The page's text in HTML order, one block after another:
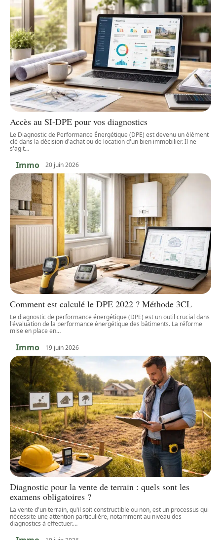
Accès au SI-DPE pour vos diagnostics
Le Diagnostic de Performance Énergétique (DPE) est devenu un élément
clé dans la décision d'achat ou de location d'un bien immobilier. Il ne
s'agit…
Immo 20 juin 2026
Comment est calculé le DPE 2022 ? Méthode 3CL
Le diagnostic de performance énergétique (DPE) est un outil crucial dans
l'évaluation de la performance énergétique des bâtiments. La réforme
mise en place en…
Immo 19 juin 2026
Diagnostic pour la vente de terrain : quels sont les
examens obligatoires ?
La vente d'un terrain, qu'il soit constructible ou non, est un processus qui
nécessite une attention particulière, notamment au niveau des
diagnostics à effectuer.…